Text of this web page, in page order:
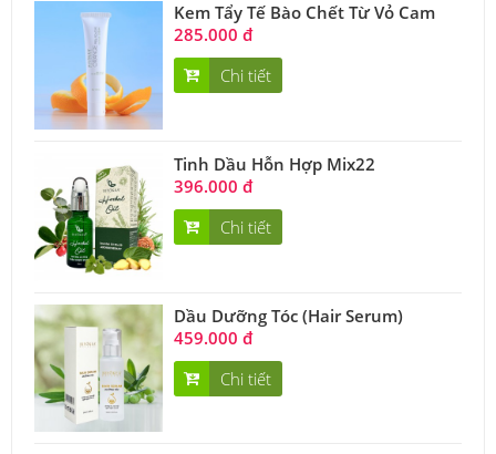
Kem Tẩy Tế Bào Chết Từ Vỏ Cam
285.000 đ
Chi tiết
Tinh Dầu Hỗn Hợp Mix22
396.000 đ
Chi tiết
Dầu Dưỡng Tóc (Hair Serum)
459.000 đ
Chi tiết